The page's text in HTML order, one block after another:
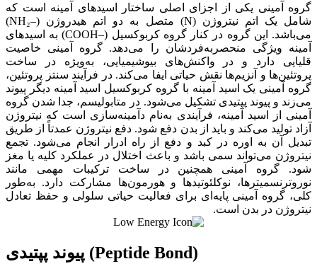
گروه آمینی یکی از اجزای اصلی ساختار اسیدهای آمینه است که
شامل یک اتم نیتروژن (N) متصل به دو اتم هیدروژن (–NH₂)
می‌باشد. این گروه در کنار گروه کربوکسیل (–COOH) به اسیدهای
آمینه ویژگی منحصربه‌فردشان را می‌دهد. گروه آمینی خاصیت
قلیایی دارد و در واکنش‌های بیوشیمیایی، به‌ویژه در ساخت
پروتئین‌ها و آنزیم‌ها نقش حیاتی ایفا می‌کند. در فرآیند سنتز پروتئین،
گروه آمینی یک اسید آمینه با گروه کربوکسیل اسید آمینه دیگر پیوند
می‌زند و پیوند پپتیدی تشکیل می‌شود. در متابولیسم، جدا شدن گروه
آمینی از اسید آمینه، فرآیندی به‌نام دآمینه‌سازی است که نیتروژن
آزاد تولید می‌کند و باید از بدن دفع شود. دفع نیتروژن عمدتاً از طریق
تبدیل آن به اوره در کبد و دفع از راه ادرار انجام می‌شود. تجمع
نیتروژن می‌تواند سمی باشد و باعث اختلال در عملکرد کلیه یا مغز
شود. گروه آمینی همچنین در ساخت ترکیبات مهمی مانند
نوروترنسمیترها، نوکلئوتیدها و هورمون‌ها مشارکت دارد. به‌طور
کلی، گروه آمینی پایه‌ای برای فعالیت حیاتی سلولی و حفظ تعادل
نیتروژن در بدن است.
پیوند پپتیدی (Peptide Bond)